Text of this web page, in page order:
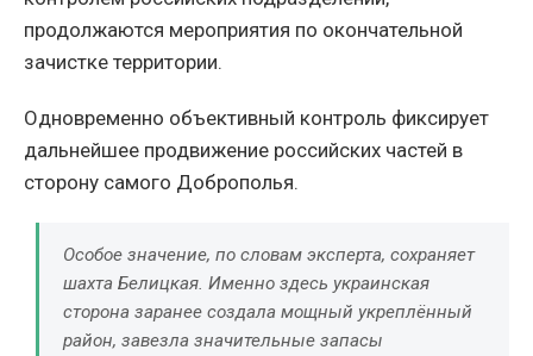
продолжаются мероприятия по окончательной
зачистке территории.
Одновременно объективный контроль фиксирует
дальнейшее продвижение российских частей в
сторону самого Доброполья.
Особое значение, по словам эксперта, сохраняет
шахта Белицкая. Именно здесь украинская
сторона заранее создала мощный укреплённый
район, завезла значительные запасы